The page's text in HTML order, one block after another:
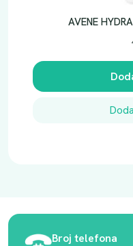
AVENE
Broj telefona